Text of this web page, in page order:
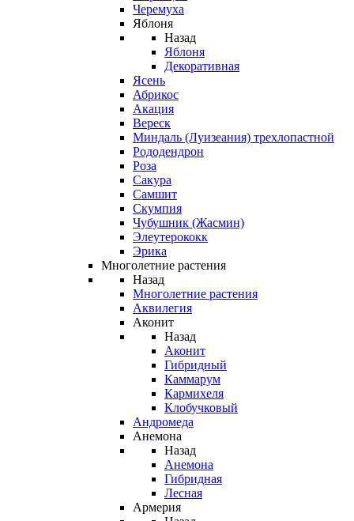
Черемуха
Яблоня
Назад
Яблоня
Декоративная
Ясень
Абрикос
Акация
Вереск
Миндаль (Луизеания) трехлопастной
Рододендрон
Роза
Сакура
Самшит
Скумпия
Чубушник (Жасмин)
Элеутерококк
Эрика
Многолетние растения
Назад
Многолетние растения
Аквилегия
Аконит
Назад
Аконит
Гибридный
Каммарум
Кармихеля
Клобучковый
Андромеда
Анемона
Назад
Анемона
Гибридная
Лесная
Армерия